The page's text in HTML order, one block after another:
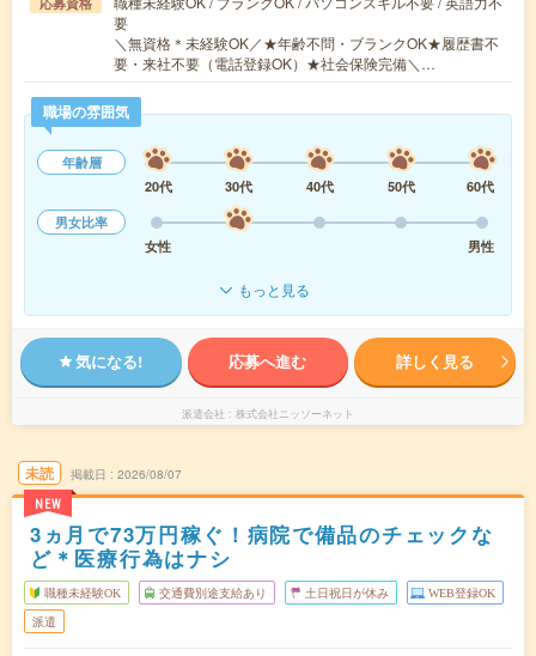
要
＼無資格＊未経験OK／★年齢不問・ブランクOK★履歴書不
要・来社不要（電話登録OK）★社会保険完備＼…
職場の雰囲気
年齢層
20代
30代 40代 50代
60代
男女比率
女性
男性
もっと見る
気になる! 応募へ進む 詳しく見る
派遣会社 株式会社ニッソーネット
未読
NEW
掲載日 2026/08/07
3ヵ月で73万円稼ぐ！病院で備品のチェックな
ど＊医療行為はナシ
職種未経験OK 交通費別途支給あり 土日祝日が休み WEB登録OK
派遣